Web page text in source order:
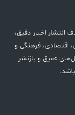
انتشار اخبار دقیق،
اقتصادی، فرهنگی و
عمیق و بازنشر